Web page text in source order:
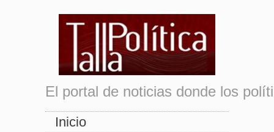
El portal de noticias donde los
Inicio